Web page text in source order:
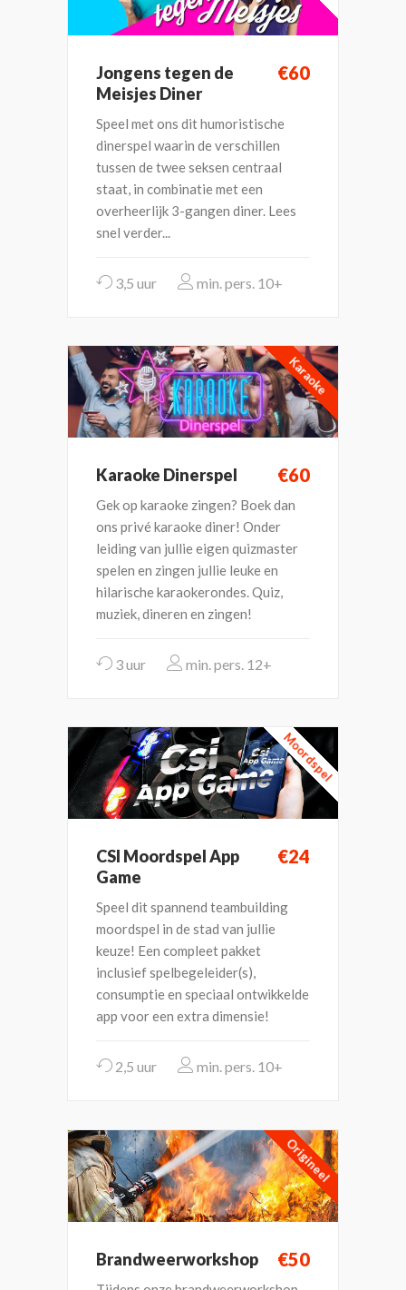
Jongens tegen de
Meisjes Diner
€60
Speel met ons dit humoristische
dinerspel waarin de verschillen
tussen de twee seksen centraal
staat, in combinatie met een
overheerlijk 3-gangen diner. Lees
snel verder...
3,5 uur 10+
Karaoke
Karaoke Dinerspel €60
Gek op karaoke zingen? Boek dan
ons privé karaoke diner! Onder
leiding van jullie eigen quizmaster
spelen en zingen jullie leuke en
hilarische karaokerondes. Quiz,
muziek, dineren en zingen!
3 uur 12+
Moordspel
CSI Moordspel App
Game
€24
Speel dit spannend teambuilding
moordspel in de stad van jullie
keuze! Een compleet pakket
inclusief spelbegeleider(s),
consumptie en speciaal ontwikkelde
app voor een extra dimensie!
2,5 uur 10+
Origineel
Brandweerworkshop €50